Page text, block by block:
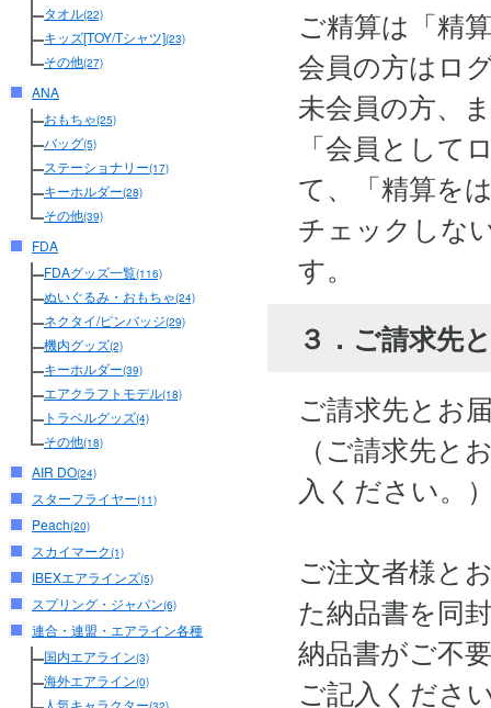
タオル(22)
キッズ[TOY/Tシャツ](23)
その他(27)
ANA
おもちゃ(25)
バッグ(5)
ステーショナリー(17)
キーホルダー(28)
その他(39)
FDA
FDAグッズ一覧(116)
ぬいぐるみ・おもちゃ(24)
ネクタイ/ピンバッジ(29)
機内グッズ(2)
キーホルダー(39)
エアクラフトモデル(18)
トラベルグッズ(4)
その他(18)
AIR DO(24)
スターフライヤー(11)
Peach(20)
スカイマーク(1)
IBEXエアラインズ(5)
スプリング・ジャパン(6)
連合・連盟・エアライン各種
国内エアライン(3)
海外エアライン(0)
ご精算は「精
会員の方はロ
未会員の方、
「会員として
て、「精算を
チェックしな
す。
３．ご請求先
ご請求先とお
（ご請求先と
入ください。
ご注文者様と
た納品書を同
納品書がご不
ご記入くださ